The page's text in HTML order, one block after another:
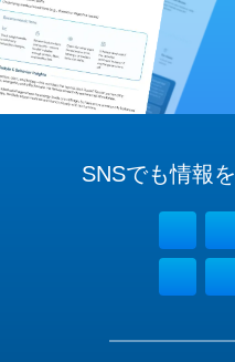
SNSでも情報を